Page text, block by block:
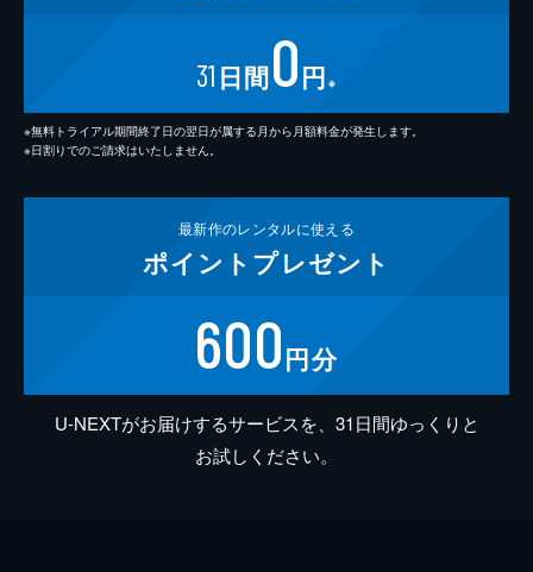
31 日間0円 ※
※無料トライアル期間終了日の翌日が属する月から月額料金が発生します。
※日割りでのご請求はいたしません。
最新作のレンタルに使える
ポイント プレゼント
600円分
U-NEXTがお届けするサービスを、31日間ゆっくりと
お試しください。